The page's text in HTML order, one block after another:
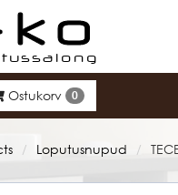
Ostukorv 0
/ Loputusnupud /